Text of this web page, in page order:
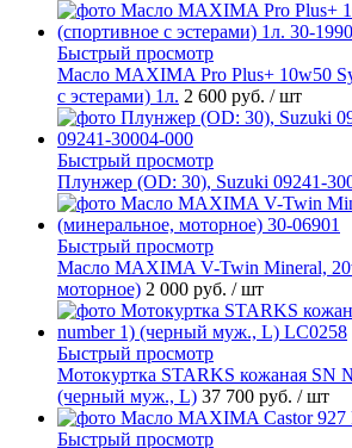
Быстрый просмотр
Масло MAXIMA Pro Plus+ 10w50
с эстерами) 1л. 2 600 руб. / шт
Быстрый просмотр
Плунжер (OD: 30), Suzuki 09241-
Быстрый просмотр
Масло MAXIMA V-Twin Mineral,
моторное) 2 000 руб. / шт
Быстрый просмотр
Мотокуртка STARKS кожаная SN
(черный муж., L) 37 700 руб. / шт
Быстрый просмотр